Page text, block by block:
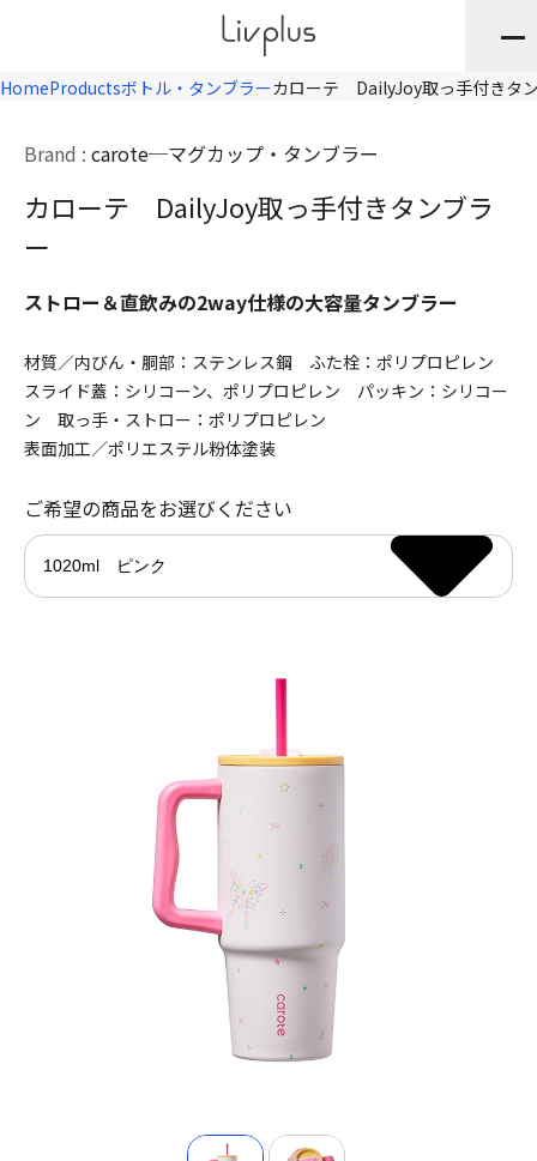
HomeProductsボトル・タンブラーカローテ DailyJoy取っ手付きタ
Brand : carote マグカップ・タンブラー
カローテ DailyJoy取っ手付きタンブラ
ー
ストロー＆直飲みの2way仕様の大容量タンブラー
材質／内びん・胴部：ステンレス鋼 ふた栓：ポリプロピレン
スライド蓋：シリコーン、ポリプロピレン パッキン：シリコー
ン 取っ手・ストロー：ポリプロピレン
表面加工／ポリエステル粉体塗装
ご希望の商品をお選びください